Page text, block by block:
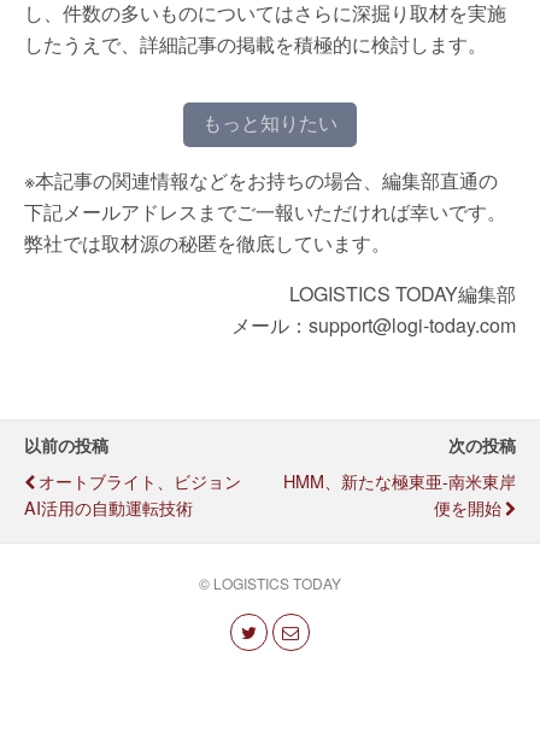
し、件数の多いものについてはさらに深掘り取材を実施
したうえで、詳細記事の掲載を積極的に検討します。
もっと知りたい
※本記事の関連情報などをお持ちの場合、編集部直通の
下記メールアドレスまでご一報いただければ幸いです。
弊社では取材源の秘匿を徹底しています。
LOGISTICS TODAY編集部
メール：support@logi-today.com
以前の投稿
オートブライト、ビジョン
AI活用の自動運転技術
次の投稿
HMM、新たな極東亜-南米東岸
便を開始
© LOGISTICS TODAY